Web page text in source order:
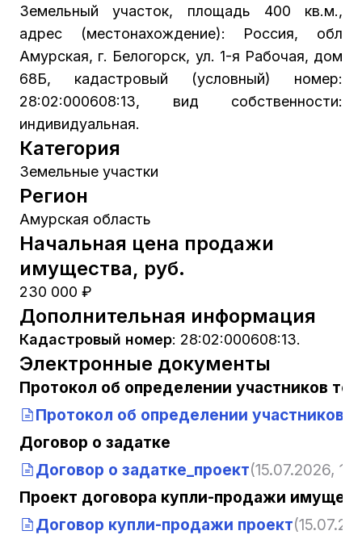
Земельный участок, площадь 400 кв.м.,
адрес (местонахождение): Россия, обл
Амурская, г. Белогорск, ул. 1-я Рабочая, дом
68Б, кадастровый (условный) номер:
28:02:000608:13, вид собственности:
индивидуальная.
Категория
Земельные участки
Регион
Амурская область
Начальная цена продажи
имущества, руб.
230 000 ₽
Дополнительная информация
Кадастровый номер: 28:02:000608:13.
Электронные документы
Протокол об определении участников
Протокол об определении участников
Договор о задатке
Договор о задатке_проект(15.07.2026,
Проект договора купли-продажи
Договор купли-продажи проект